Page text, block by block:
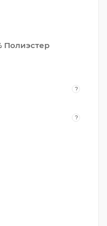
Полиэстер
?
?